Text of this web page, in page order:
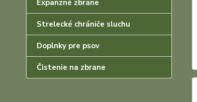
Expanzné zbrane
Strelecké chrániče sluchu
Doplnky pre psov
Čistenie na zbrane